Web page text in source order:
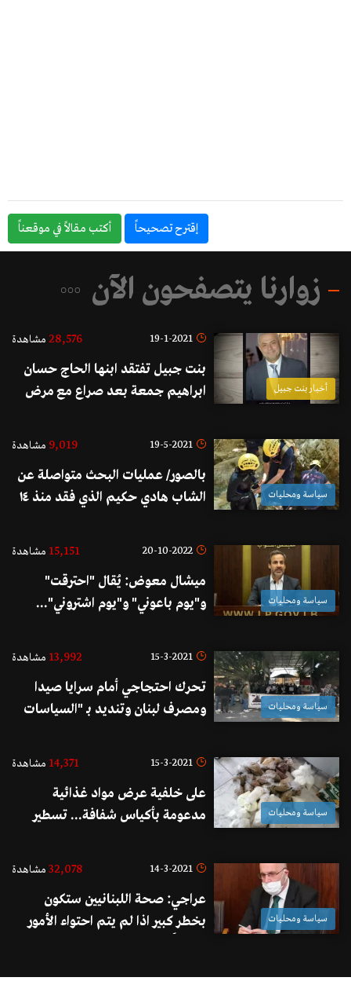
إقترح تصحيحاً أكتب مقالاً في موقعناً
زوارنا يتصفحون الآن
أخبار بنت جبيل
19-1-2021
28,576 مشاهدة
بنت جبيل تفتقد ابنها الحاج حسان
ابراهيم جمعة بعد صراع مع مرض
سياسة ومحليات
19-5-2021
9,019 مشاهدة
بالصور/ عمليات البحث متواصلة عن
الشاب هادي حكيم الذي فقد منذ ١٤
بيت شلالا في قضاء البترون
سياسة ومحليات
20-10-2022
15,151 مشاهدة
ميشال معوض: يُقال "احترقت"
و"يوم باعوني" و"يوم اشتروني"...
الموجود أمام النواب واللبنانيين
سياسة ومحليات
15-3-2021
13,992 مشاهدة
تحرك احتجاجي أمام سرايا صيدا
ومصرف لبنان وتنديد بـ "السياسات
الى الانهيار"
سياسة ومحليات
15-3-2021
14,371 مشاهدة
على خلفية عرض مواد غذائية
مدعومة بأكياس شفافة... تسطير
الشرحبيل
سياسة ومحليات
14-3-2021
32,078 مشاهدة
عراجي: صحة اللبنانيين ستكون
بخطر كبير اذا لم يتم احتواء الأمور